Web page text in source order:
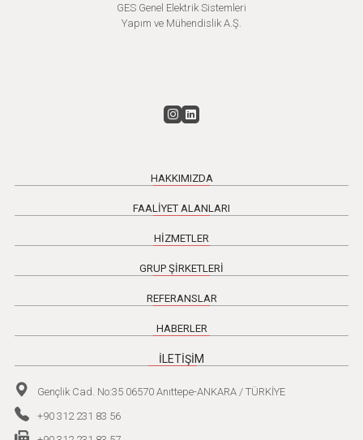
GES Genel Elektrik Sistemleri
Yapım ve Mühendislik A.Ş.
HAKKIMIZDA
FAALİYET ALANLARI
HİZMETLER
GRUP ŞİRKETLERİ
REFERANSLAR
HABERLER
İLETİŞİM
Gençlik Cad. No:35 06570 Anıttepe-ANKARA / TÜRKİYE
+90 312 231 83 56